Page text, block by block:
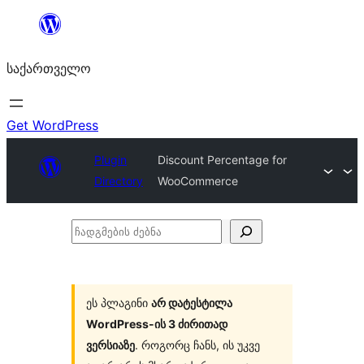
შიგთავსზე
საქართველო
Get WordPress
Plugin
Directory
Discount Percentage for
WooCommerce
ჩადგმების
ეს პლაგინი არ დატესტილა
WordPress-ის 3 ძირითად
ვერსიაზე. როგორც ჩანს, ის უკვე